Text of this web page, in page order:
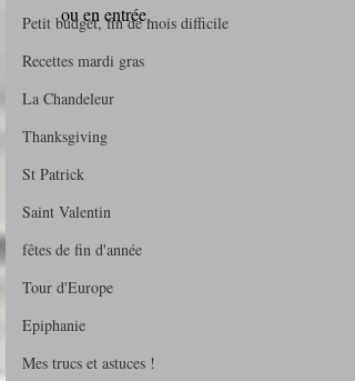
Petit budget, fin de mois difficile
Recettes mardi gras
La Chandeleur
Thanksgiving
St Patrick
Saint Valentin
fêtes de fin d'année
Tour d'Europe
Epiphanie
Mes trucs et astuces !
ou en entrée.